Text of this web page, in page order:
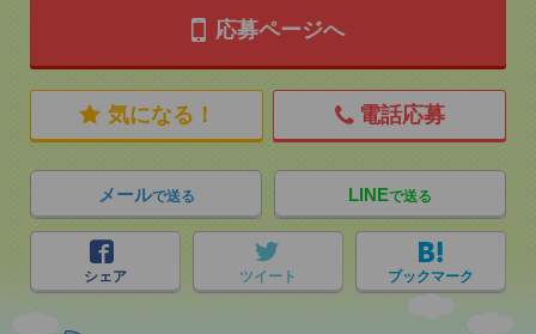
応募ページへ
気になる！ 電話応募
メールで送る LINEで送る
シェア ツイート ブックマーク